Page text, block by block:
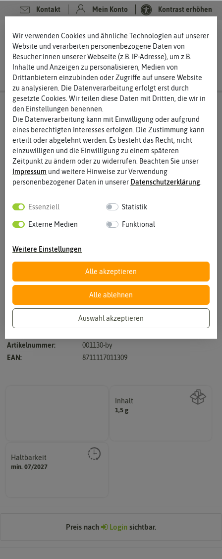
Kontakt Mein Konto Kontrast erhöhen
0 0
Vergrößern durch berühren
Artikelnummer:
001130-by
EAN:
8711117011309
Inhalt
1,5 g
Haltbarkeit
min. 07/2027
und Pflanzgut sehr gut keimen
sollte.
Preis nach Login sichtbar.
Wir verwenden Cookies und ähnliche Technologien auf unserer
Website und verarbeiten personenbezogene Daten von
Besucher:innen unserer Webseite (z.B. IP-Adresse), um z.B.
Inhalte und Anzeigen zu personalisieren, Medien von
Drittanbietern einzubinden oder Zugriffe auf unsere Website
zu analysieren. Die Datenverarbeitung erfolgt erst durch
gesetzte Cookies. Wir teilen diese Daten mit Dritten, die wir in
den Einstellungen benennen.
Die Datenverarbeitung kann mit Einwilligung oder aufgrund
eines berechtigten Interesses erfolgen. Die Zustimmung kann
erteilt oder abgelehnt werden. Es besteht das Recht, nicht
einzuwilligen und die Einwilligung zu einem späteren
Zeitpunkt zu ändern oder zu widerrufen. Beachten Sie unser
Impressum und weitere Hinweise zur Verwendung
personenbezogener Daten in unserer Daten­schutz­erklärung
Essenziell Statistik
Externe Medien Funktional
Weitere Einstellungen
Alle akzeptieren
Alle ablehnen
Auswahl akzeptieren